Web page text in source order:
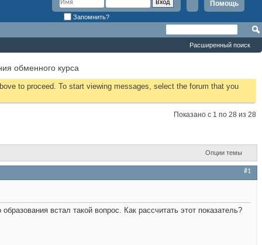
Помощь
Запомнить?
Расширенный поиск
обменного курса
to proceed. To start viewing messages, select the forum that you
Показано с 1 по 28 из 28
Опции темы
#1
встал такой вопрос. Как рассчитать этот показатель?